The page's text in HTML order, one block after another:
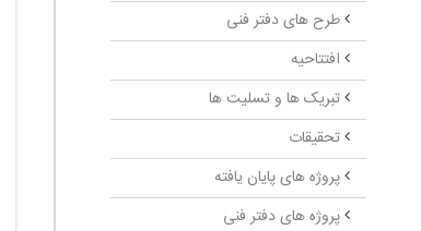
طرح های دفتر فنی
افتتاحیه
تبریک ها و تسلیت ها
تحقیقات
پروژه های پایان یافته
پروژه های دفتر فنی